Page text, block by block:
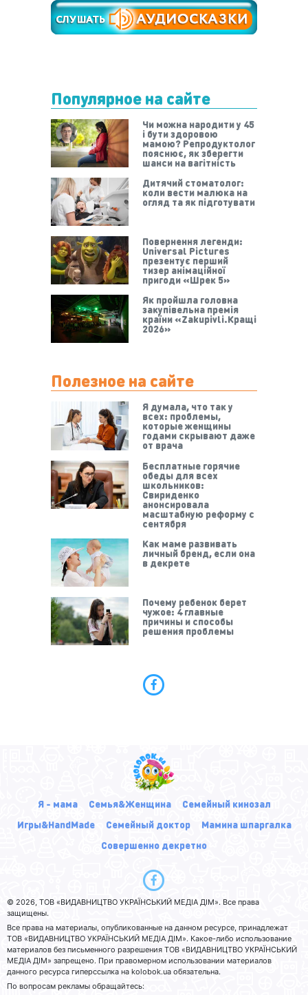
Популярное на сайте
Чи можна народити у 45
і бути здоровою
мамою? Репродуктолог
пояснює, як зберегти
шанси на вагітність
Дитячий стоматолог:
коли вести малюка на
огляд та як підготувати
Повернення легенди:
Universal Pictures
презентує перший
тизер анімаційної
пригоди «Шрек 5»
Як пройшла головна
закупівельна премія
країни «Zakupivli.Кращі
2026»
Полезное на сайте
Я думала, что так у
всех: проблемы,
которые женщины
годами скрывают даже
от врача
Бесплатные горячие
обеды для всех
школьников:
Свириденко
анонсировала
масштабную реформу с
сентября
Как маме развивать
личный бренд, если она
в декрете
Почему ребенок берет
чужое: 4 главные
причины и способы
решения проблемы
Я - мама Семья&Женщина
Семейный кинозал
Игры&HandMade
Семейный доктор
Мамина шпаргалка
Совершенно декретно
© 2026, ТОВ «ВИДАВНИЦТВО УКРАЇНСЬКИЙ МЕДІА ДІМ». Все права
защищены.
Все права на материалы, опубликованные на данном ресурсе, принадлежат
ТОВ «ВИДАВНИЦТВО УКРАЇНСЬКИЙ МЕДІА ДІМ». Какое-либо использование
материалов без письменного разрешения ТОВ «ВИДАВНИЦТВО УКРАЇНСЬКИЙ
МЕДІА ДІМ» запрещено. При правомерном использовании материалов
данного ресурса гиперссылка на kolobok.ua обязательна.
По вопросам рекламы обращайтесь: